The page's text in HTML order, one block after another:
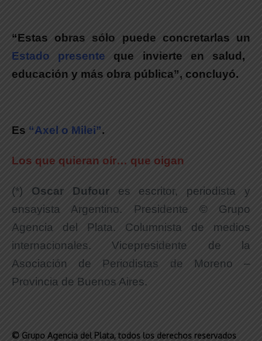
“Estas obras sólo puede concretarlas un
Estado presente que invierte en salud,
educación y más obra pública”, concluyó.
Es “Axel o Milei”.
Los que quieran oír… que oigan
(*) Oscar Dufour es escritor, periodista y
ensayista Argentino. Presidente © Grupo
Agencia del Plata. Columnista de medios
internacionales. Vicepresidente de la
Asociación de Periodistas de Moreno –
Provincia de Buenos Aires.
© Grupo Agencia del Plata, todos los derechos reservados